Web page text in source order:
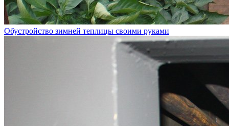
Обустройство зимней теплицы своими руками